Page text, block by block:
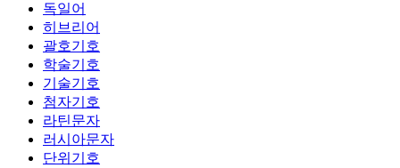
독일어
히브리어
괄호기호
학술기호
기술기호
첨자기호
라틴문자
러시아문자
단위기호